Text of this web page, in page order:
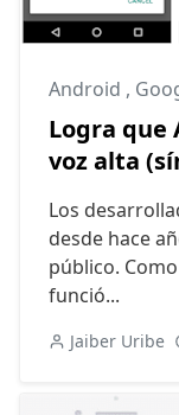
Android ,
Logra que
voz alta
Los
desde hace
público.
funció...
Jaiber Uribe